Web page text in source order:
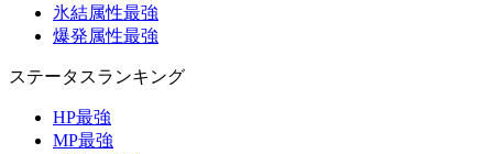
氷結属性最強
爆発属性最強
ステータスランキング
HP最強
MP最強